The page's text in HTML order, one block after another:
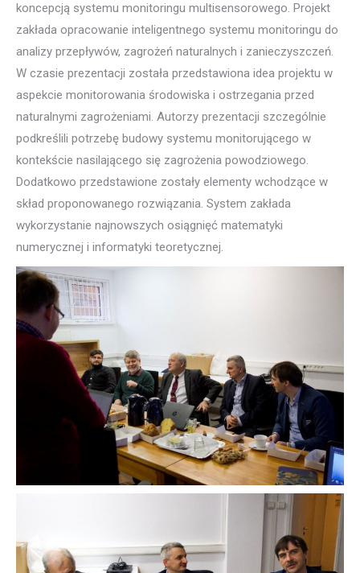
koncepcją systemu monitoringu multisensorowego. Projekt
zakłada opracowanie inteligentnego systemu monitoringu do
analizy przepływów, zagrożeń naturalnych i zanieczyszczeń.
W czasie prezentacji została przedstawiona idea projektu w
aspekcie monitorowania środowiska i ostrzegania przed
naturalnymi zagrożeniami. Autorzy prezentacji szczególnie
podkreślili potrzebę budowy systemu monitorującego w
kontekście nasilającego się zagrożenia powodziowego.
Dodatkowo przedstawione zostały elementy wchodzące w
skład proponowanego rozwiązania. System zakłada
wykorzystanie najnowszych osiągnięć matematyki
numerycznej i informatyki teoretycznej.